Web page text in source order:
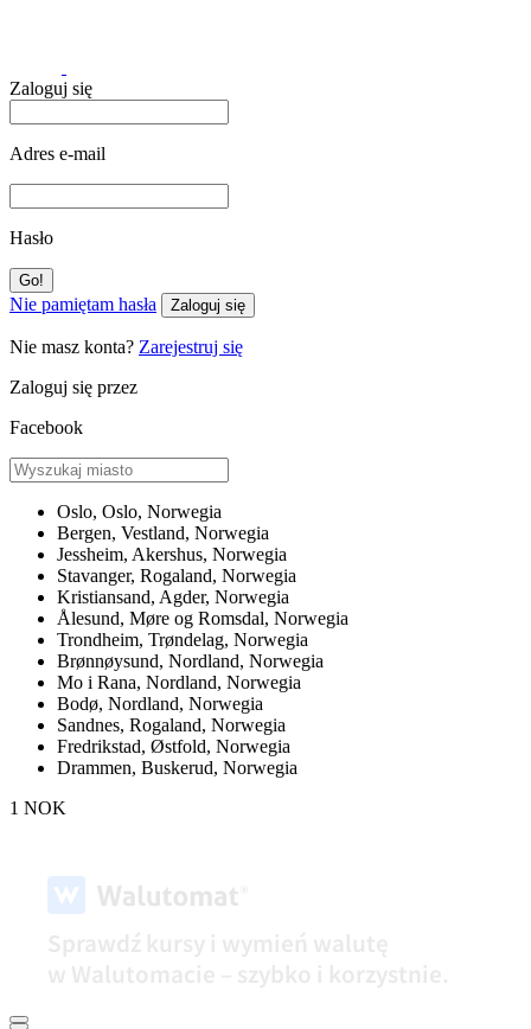
Zaloguj się
Adres e-mail
Hasło
Nie pamiętam hasła Zaloguj się
Nie masz konta? Zarejestruj się
Zaloguj się przez
Facebook
Oslo, Oslo, Norwegia
Bergen, Vestland, Norwegia
Jessheim, Akershus, Norwegia
Stavanger, Rogaland, Norwegia
Kristiansand, Agder, Norwegia
Ålesund, Møre og Romsdal, Norwegia
Trondheim, Trøndelag, Norwegia
Brønnøysund, Nordland, Norwegia
Mo i Rana, Nordland, Norwegia
Bodø, Nordland, Norwegia
Sandnes, Rogaland, Norwegia
Fredrikstad, Østfold, Norwegia
Drammen, Buskerud, Norwegia
1 NOK